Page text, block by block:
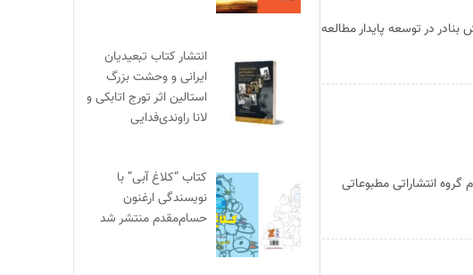
در توسعه پایدار مطالعه
انتشاراتی مطبوعاتی
انتشار کتاب تبعیدیان
ایرانی و وحشت بزرگ
استالین اثر تورج اتابکی و
لانا راوندی‌فدایی
کتاب “کلاغ آبی” با
نویسندگی ارغنون
حسام‌مقدم منتشر شد